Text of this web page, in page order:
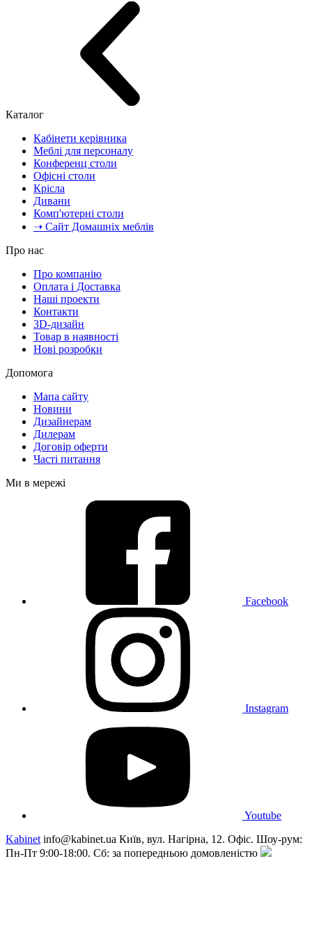
Каталог
Кабінети керівника
Меблі для персоналу
Конференц столи
Офісні столи
Крісла
Дивани
Комп'ютерні столи
➝ Сайт Домашніх меблів
Про нас
Про компанію
Оплата і Доставка
Наші проекти
Контакти
3D-дизайн
Товар в наявності
Нові розробки
Допомога
Мапа сайту
Новини
Дизайнерам
Дилерам
Договір оферти
Часті питання
Ми в мережі
Facebook
Instagram
Youtube
Kabinet info@kabinet.ua Київ, вул. Нагірна, 12. Офіс. Шоу-рум:
Пн-Пт 9:00-18:00. Сб: за попередньою домовленістю